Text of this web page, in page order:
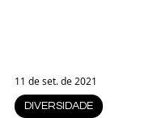
DIVERSIDADE
11 de set. de 2021